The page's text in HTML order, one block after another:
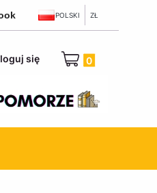
POLSKI ZŁ
się Produkty w